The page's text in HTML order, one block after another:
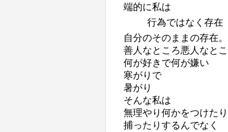
端的に私は
行為ではなく存在
自分のそのままの存在。
善人なところ悪人なと
何が好きで何が嫌い
寒がりで
暑がり
そんな私は
無理やり何かをつけたり
捕ったりするんでなく